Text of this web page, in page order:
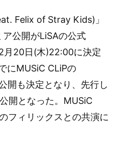
Felix of Stray Kids)」
公開がLiSAの公式
月20日(木)22:00に決定
にMUSiC CLiPの
開も決定となり、先行し
開となった。MUSiC
フィリックスとの共演に